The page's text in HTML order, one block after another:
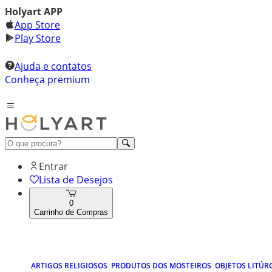
Holyart APP
App Store
Play Store
Ajuda e contatos
Conheça premium
Entrar
Lista de Desejos
0
Carrinho de Compras
ARTIGOS RELIGIOSOS PRODUTOS DOS MOSTEIROS OBJETOS